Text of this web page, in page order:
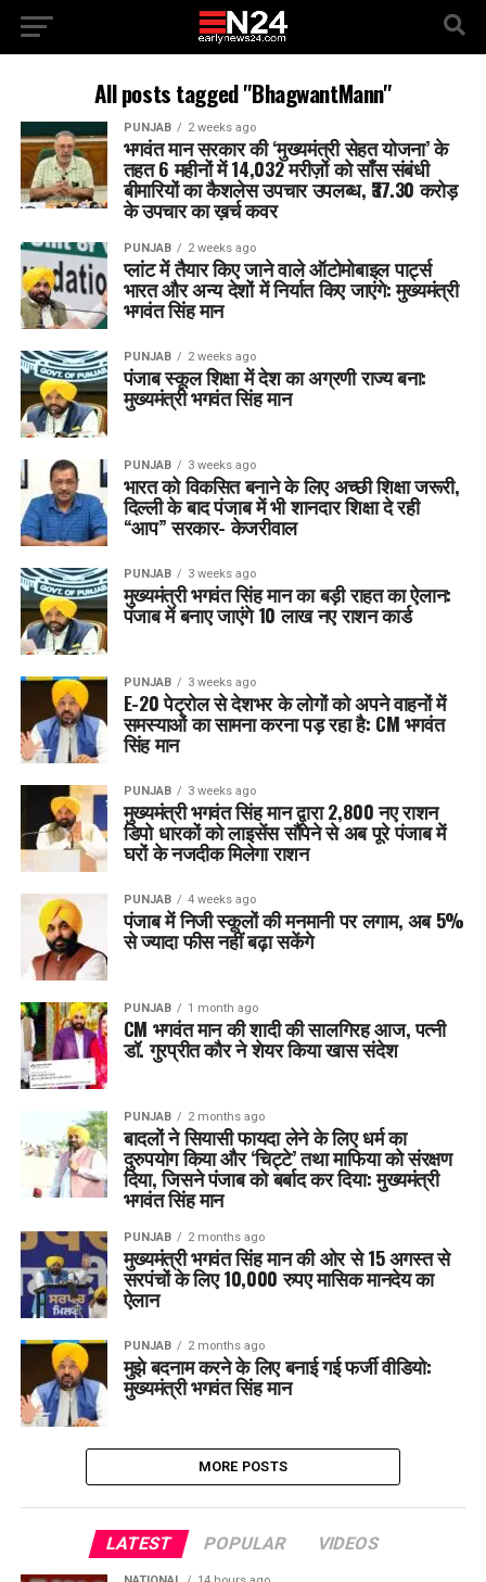
All posts tagged "BhagwantMann"
PUNJAB 2 weeks ago
भगवंत मान सरकार की ‘मुख्यमंत्री सेहत योजना’ के
तहत 6 महीनों में 14,032 मरीज़ों को साँस संबंधी
बीमारियों का कैशलेस उपचार उपलब्ध, ₹37.30 करोड़
के उपचार का ख़र्च कवर
PUNJAB 2 weeks ago
प्लांट में तैयार किए जाने वाले ऑटोमोबाइल पार्ट्स
भारत और अन्य देशों में निर्यात किए जाएंगे: मुख्यमंत्री
भगवंत सिंह मान
PUNJAB 2 weeks ago
पंजाब स्कूल शिक्षा में देश का अग्रणी राज्य बना:
मुख्यमंत्री भगवंत सिंह मान
PUNJAB 3 weeks ago
भारत को विकसित बनाने के लिए अच्छी शिक्षा जरूरी,
दिल्ली के बाद पंजाब में भी शानदार शिक्षा दे रही
“आप” सरकार- केजरीवाल
PUNJAB 3 weeks ago
मुख्यमंत्री भगवंत सिंह मान का बड़ी राहत का ऐलान:
पंजाब में बनाए जाएंगे 10 लाख नए राशन कार्ड
PUNJAB 3 weeks ago
E-20 पेट्रोल से देशभर के लोगों को अपने वाहनों में
समस्याओं का सामना करना पड़ रहा है: CM भगवंत
सिंह मान
PUNJAB 3 weeks ago
मुख्यमंत्री भगवंत सिंह मान द्वारा 2,800 नए राशन
डिपो धारकों को लाइसेंस सौंपेने से अब पूरे पंजाब में
घरों के नजदीक मिलेगा राशन
PUNJAB 4 weeks ago
पंजाब में निजी स्कूलों की मनमानी पर लगाम, अब 5%
से ज्यादा फीस नहीं बढ़ा सकेंगे
PUNJAB 1 month ago
CM भगवंत मान की शादी की सालगिरह आज, पत्नी
डॉ. गुरप्रीत कौर ने शेयर किया खास संदेश
PUNJAB 2 months ago
बादलों ने सियासी फायदा लेने के लिए धर्म का
दुरुपयोग किया और ‘चिट्टे’ तथा माफिया को संरक्षण
दिया, जिसने पंजाब को बर्बाद कर दिया: मुख्यमंत्री
भगवंत सिंह मान
PUNJAB 2 months ago
मुख्यमंत्री भगवंत सिंह मान की ओर से 15 अगस्त से
सरपंचों के लिए 10,000 रुपए मासिक मानदेय का
ऐलान
PUNJAB 2 months ago
मुझे बदनाम करने के लिए बनाई गई फर्जी वीडियो:
मुख्यमंत्री भगवंत सिंह मान
MORE POSTS
LATEST POPULAR VIDEOS